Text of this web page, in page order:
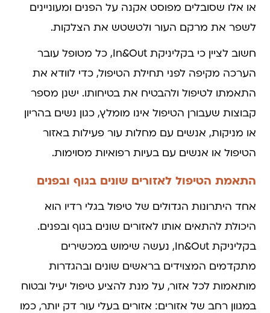
או אלו שסובלים מפוסט אקנה על הפנים ומעוניינים
לשפר את מרקם העור ולטשטש את הצלקות.
חשוב לציין כי בקליניקת In&Out, כל מטופל עובר
הערכה מקיפה לפני תחילת הטיפול, כדי לוודא את
התאמתו לטיפול ולהבטיח את בטיחותו. ישנן מספר
קבוצות שעבורן הטיפול אינו מומלץ, כגון נשים בהריון
או מניקות, אנשים עם מחלות עור פעילות באזור
הטיפול או אנשים עם בעיות רפואיות מסוימות.
התאמת הטיפול לאזורים שונים בגוף ובפנים
אחד היתרונות הגדולים של טיפול בגלי רדיו הוא
היכולת להתאים אותו לאזורים שונים בגוף ובפנים.
בקליניקת In&Out, נעשה שימוש במכשירים
מתקדמים המצוידים בראשים שונים ובהגדרות
מותאמות לכל אזור, על מנת להציע טיפול יעיל ובטוח
במגוון רחב של אזורים: אזורים בעלי עור דק יותר, כמו